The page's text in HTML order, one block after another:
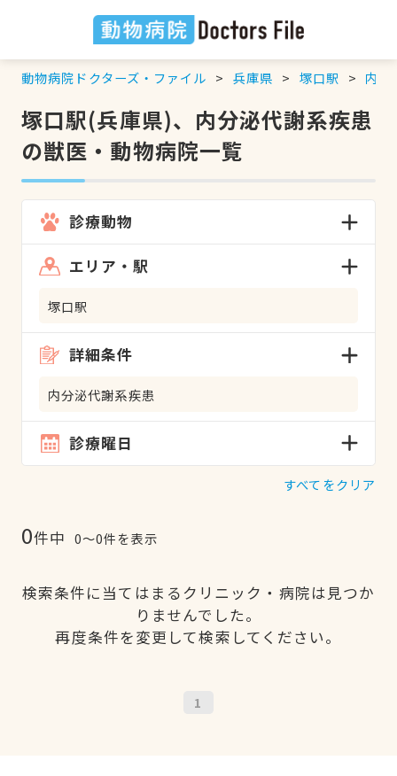
動物病院ドクターズ・ファイル 兵庫県 塚口駅 内分
塚口駅(兵庫県)、内分泌代謝系疾患
の獣医・動物病院一覧
診療動物
エリア・駅
塚口駅
詳細条件
内分泌代謝系疾患
診療曜日
すべてをクリア
0件中 0〜0件を表示
検索条件に当てはまるクリニック・病院は見つか
りませんでした。
再度条件を変更して検索してください。
1